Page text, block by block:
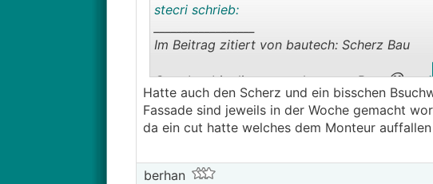
.
stecri schrieb:
Im Beitrag zitiert von bautech: Scherz Bau
Gut aber bis die starten hast nen Bart😁
Hatte auch den Scherz und ein bisschen
Fassade sind jeweils in der Woche gemacht
da ein cut hatte welches dem Monteur
berhan